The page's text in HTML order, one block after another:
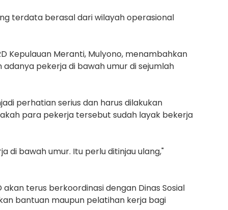
terdata berasal dari wilayah operasional
Kepulauan Meranti, Mulyono, menambahkan
pekerja di bawah umur di sejumlah
perhatian serius dan harus dilakukan
para pekerja tersebut sudah layak bekerja
di bawah umur. Itu perlu ditinjau ulang,"
terus berkoordinasi dengan Dinas Sosial
bantuan maupun pelatihan kerja bagi